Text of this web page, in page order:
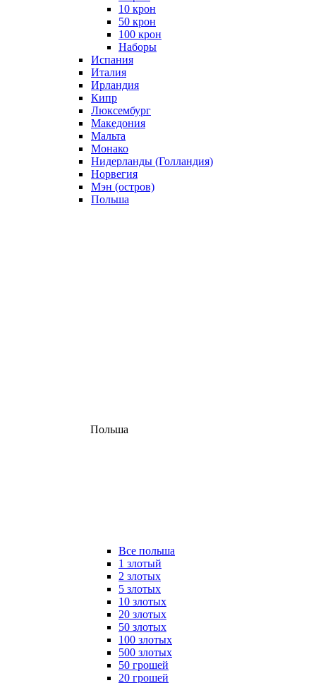
10 крон
50 крон
100 крон
Наборы
Испания
Италия
Ирландия
Кипр
Люксембург
Македония
Мальта
Монако
Нидерланды (Голландия)
Норвегия
Мэн (остров)
Польша
Польша
Все польша
1 злотый
2 злотых
5 злотых
10 злотых
20 злотых
50 злотых
100 злотых
500 злотых
50 грошей
20 грошей